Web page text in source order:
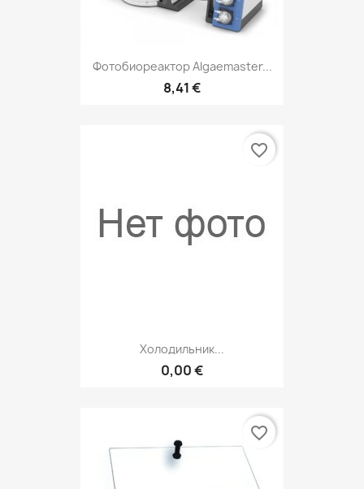
Фотобиореактор Algaemaster...
8,41 €
Холодильник...
0,00 €
favorite_border
favorite_border